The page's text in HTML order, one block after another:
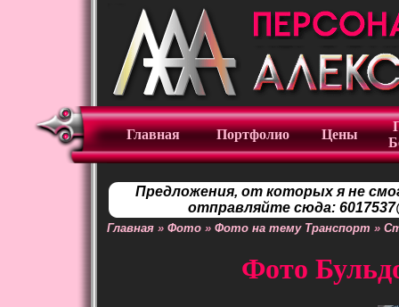
Главная Портфолио Цены
Предложения, от которых я не
отправляйте сюда:
Главная » Фото » Фото на тему Транспорт »
Фото